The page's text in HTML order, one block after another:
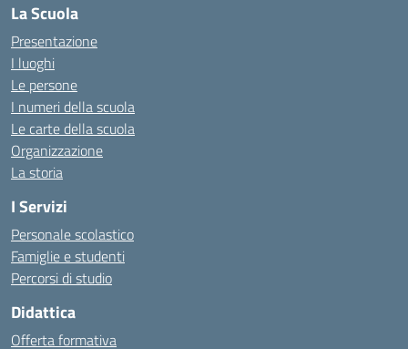
La Scuola
Presentazione
I luoghi
Le persone
I numeri della scuola
Le carte della scuola
Organizzazione
La storia
I Servizi
Personale scolastico
Famiglie e studenti
Percorsi di studio
Didattica
Offerta formativa